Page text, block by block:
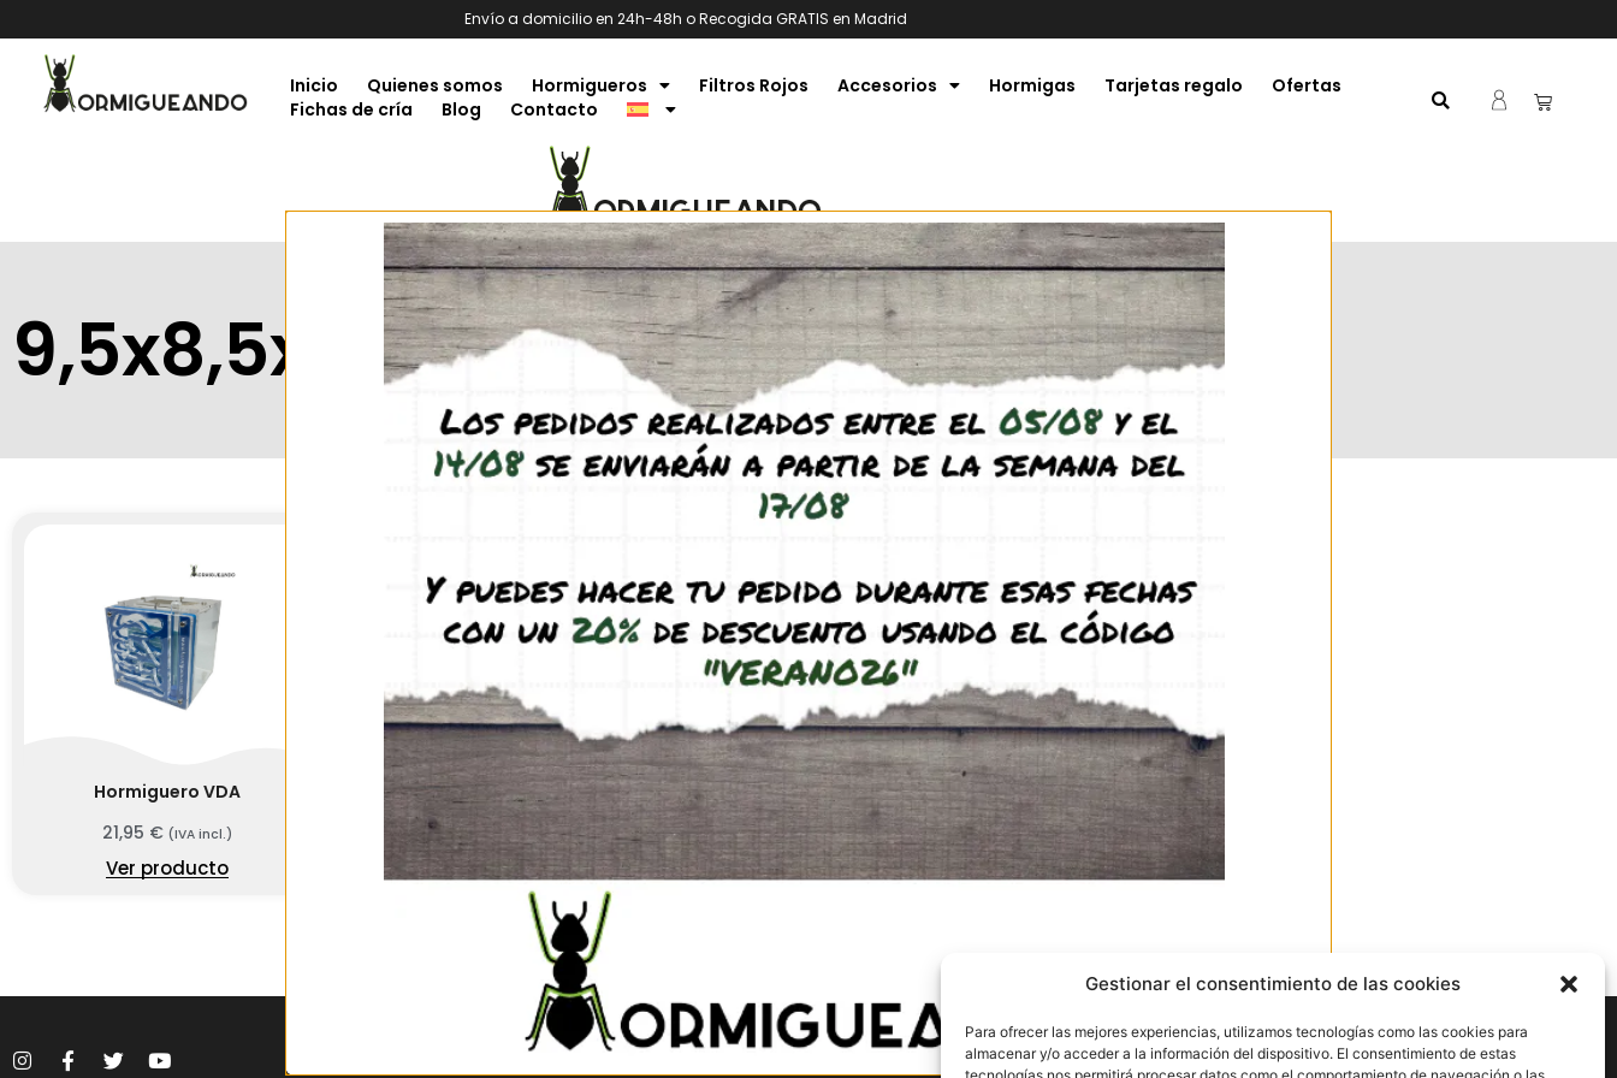
Gestionar el consentimiento de las cookies
Para ofrecer las mejores experiencias, utilizamos tecnologías como las cookies para
almacenar y/o acceder a la información del dispositivo. El consentimiento de estas
Envío a domicilio en 24h-48h o Recogida GRATIS en Madrid
Inicio Quienes somos Hormigueros Filtros Rojos Accesorios Hormigas Tarjetas regalo
Ofertas
Fichas de cría
Blog Contacto
9,5x8,5x1,3 cm
Hormiguero VDA
21,95 € (IVA incl.)
Ver producto
Ir arriba
Envíos y Devoluciones
Pago seguro
Aviso legal